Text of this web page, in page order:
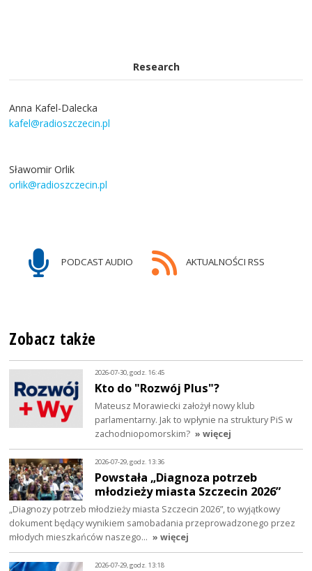
Research
Anna Kafel-Dalecka
kafel@radioszczecin.pl
Sławomir Orlik
orlik@radioszczecin.pl
PODCAST AUDIO AKTUALNOŚCI RSS
Zobacz także
2026-07-30, godz. 16:45
Kto do "Rozwój Plus"?
Mateusz Morawiecki założył nowy klub
parlamentarny. Jak to wpłynie na struktury PiS w
zachodniopomorskim? » więcej
2026-07-29, godz. 13:36
Powstała „Diagnoza potrzeb
młodzieży miasta Szczecin 2026”
„Diagnozy potrzeb młodzieży miasta Szczecin 2026”, to wyjątkowy
dokument będący wynikiem samobadania przeprowadzonego przez
młodych mieszkańców naszego… » więcej
2026-07-29, godz. 13:18